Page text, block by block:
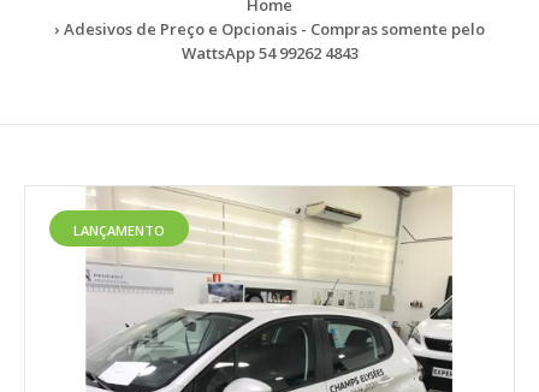
Home
Adesivos de Preço e Opcionais - Compras somente pelo
WattsApp 54 99262 4843
LANÇAMENTO